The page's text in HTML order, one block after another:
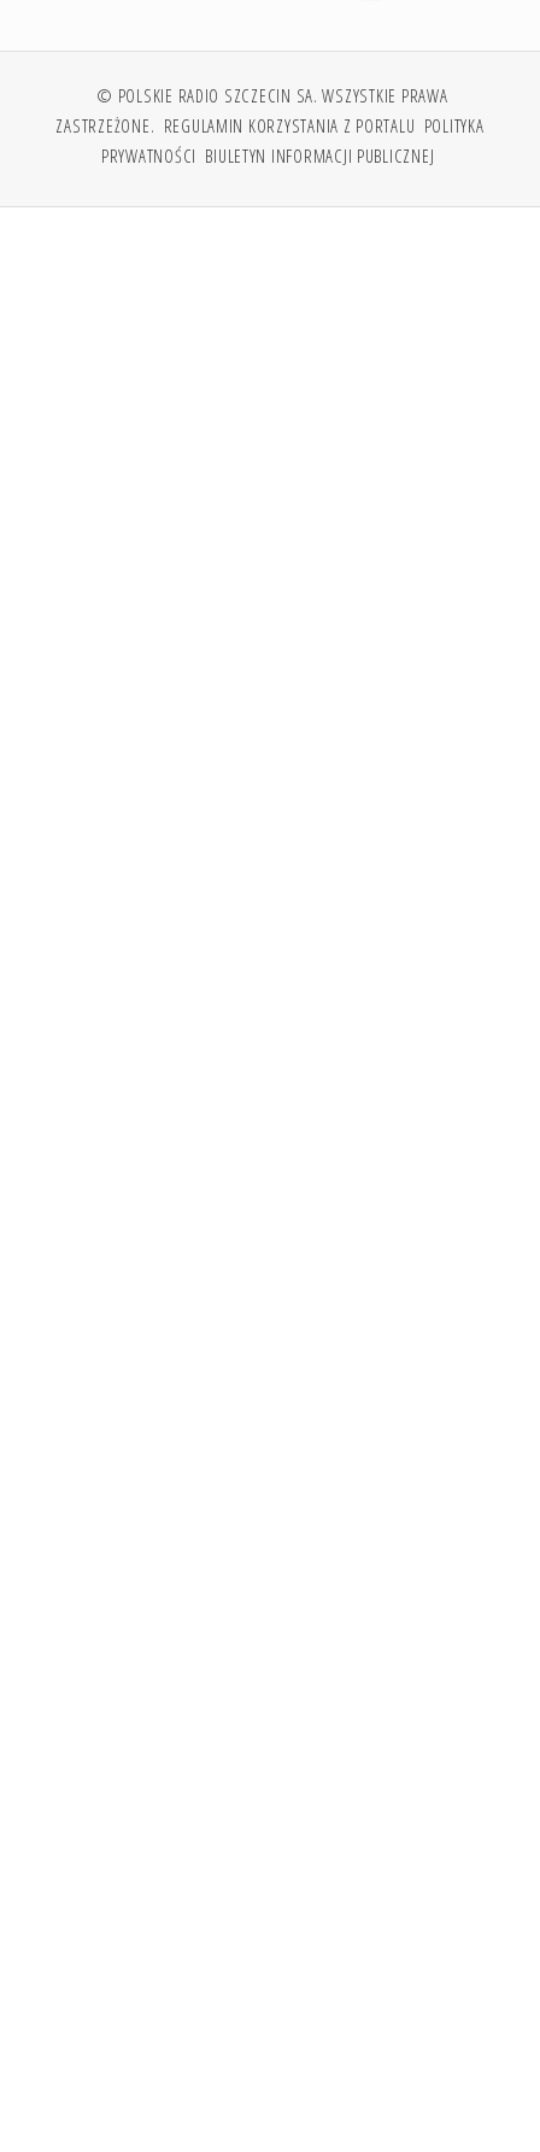
© POLSKIE RADIO SZCZECIN SA. WSZYSTKIE PRAWA
ZASTRZEŻONE. REGULAMIN KORZYSTANIA Z PORTALU POLITYKA
PRYWATNOŚCI BIULETYN INFORMACJI PUBLICZNEJ